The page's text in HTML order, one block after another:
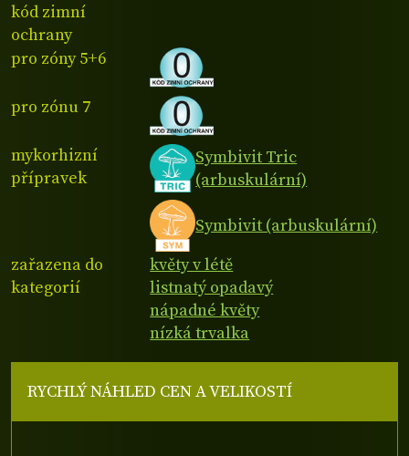
kód zimní
ochrany
pro zóny 5+6
pro zónu 7
mykorhizní
přípravek
Symbivit Tric
(arbuskulární)
Symbivit (arbuskulární)
zařazena do
kategorií
květy v létě
listnatý opadavý
nápadné květy
nízká trvalka
RYCHLÝ NÁHLED CEN A VELIKOSTÍ